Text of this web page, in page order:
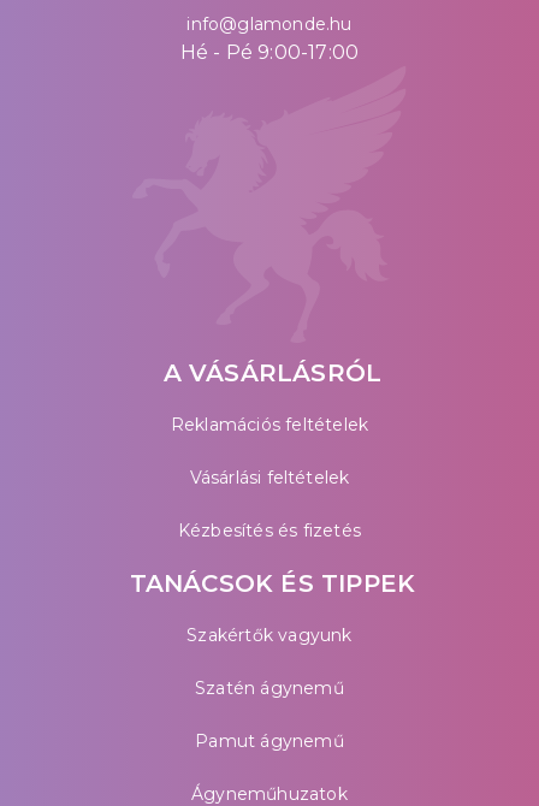
info@glamonde.hu
Hé - Pé 9:00-17:00
A VÁSÁRLÁSRÓL
Reklamációs feltételek
Vásárlási feltételek
Kézbesítés és fizetés
TANÁCSOK ÉS TIPPEK
Szakértők vagyunk
Szatén ágynemű
Pamut ágynemű
Ágyneműhuzatok